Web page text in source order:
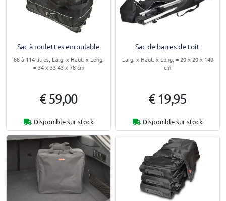
Sac à roulettes enroulable
88 à 114 litres, Larg. x Haut. x Long.
= 34 x 33-43 x 78 cm
€ 59,00
Disponible sur stock
Sac de barres de toit
Larg. x Haut. x Long. = 20 x 20 x 140
cm
€ 19,95
Disponible sur stock